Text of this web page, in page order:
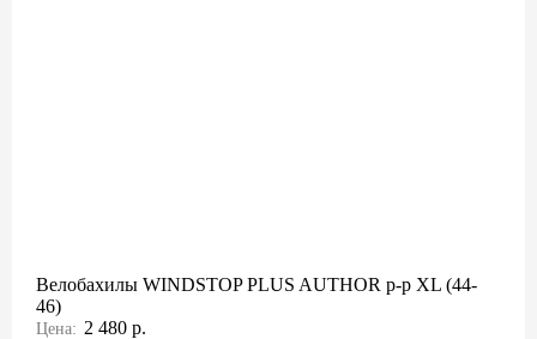
Велобахилы WINDSTOP PLUS AUTHOR р-р XL (44-
46)
Цена: 2 480 р.